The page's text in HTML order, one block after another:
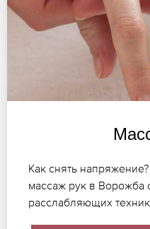
Как снять
массаж рук в Ворожба
расслабляющих